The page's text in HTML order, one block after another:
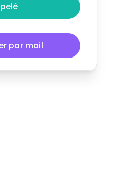
par mail